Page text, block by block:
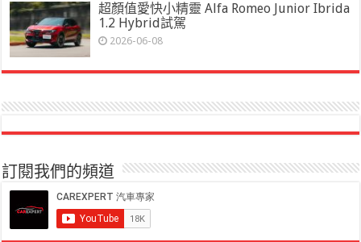
超顏值愛快小精靈 Alfa Romeo Junior Ibrida
1.2 Hybrid試駕
2026-06-08
訂閱我們的頻道